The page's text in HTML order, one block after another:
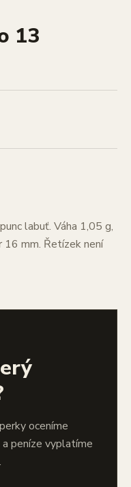
13
labuť. Váha 1,05 g,
16 mm. Řetízek není
oceníme
peníze vyplatíme